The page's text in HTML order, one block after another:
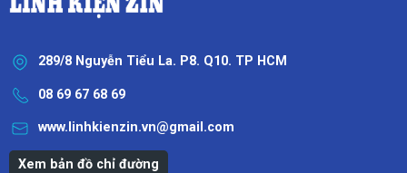
289/8 Nguyễn Tiểu La. P8. Q10. TP HCM
08 69 67 68 69
www.linhkienzin.vn@gmail.com
Xem bản đồ chỉ đường